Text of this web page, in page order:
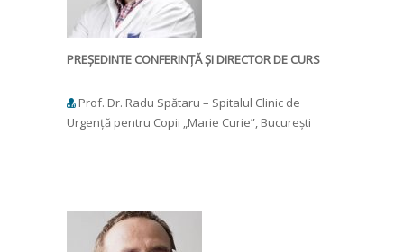
PREȘEDINTE CONFERINȚĂ ȘI DIRECTOR DE CURS
Prof. Dr. Radu Spătaru – Spitalul Clinic de
Urgență pentru Copii „Marie Curie”, București